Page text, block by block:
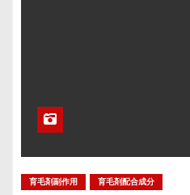
育毛剤副作用 育毛剤配合成分